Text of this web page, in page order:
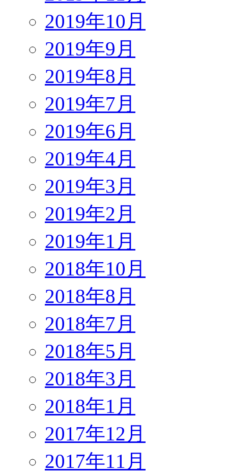
2019年10月
2019年9月
2019年8月
2019年7月
2019年6月
2019年4月
2019年3月
2019年2月
2019年1月
2018年10月
2018年8月
2018年7月
2018年5月
2018年3月
2018年1月
2017年12月
2017年11月